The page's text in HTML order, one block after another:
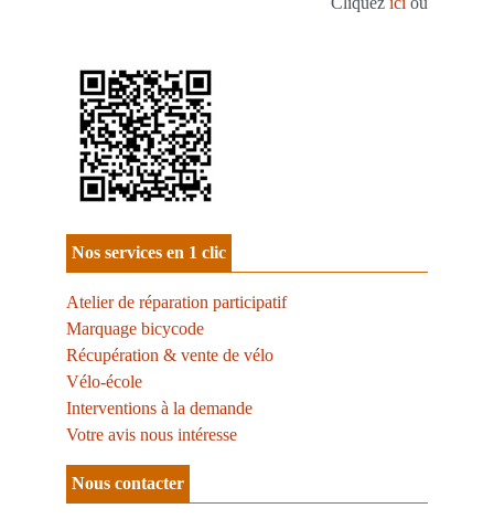
Nos services en 1 clic
Atelier de réparation participatif
Marquage bicycode
Récupération & vente de vélo
Vélo-école
Interventions à la demande
Votre avis nous intéresse
Nous contacter